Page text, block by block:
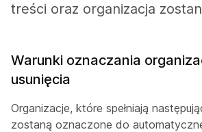
treści oraz organizacja
Warunki oznaczania
usunięcia
Organizacje, które spełniają
zostaną oznaczone do